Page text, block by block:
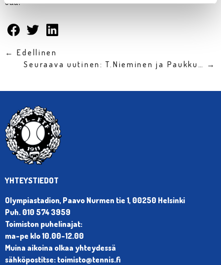
Jaa:
← Edellinen
Seuraava uutinen: T.Nieminen ja Paukku… →
YHTEYSTIEDOT
Olympiastadion, Paavo Nurmen tie 1, 00250 Helsinki
Puh. 010 574 3959
Toimiston puhelinajat:
ma-pe klo 10.00-12.00
Muina aikoina olkaa yhteydessä
sähköpostitse: toimisto@tennis.fi